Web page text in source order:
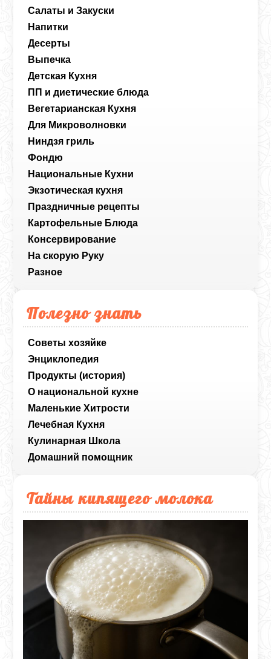
Салаты и Закуски
Напитки
Десерты
Выпечка
Детская Кухня
ПП и диетические блюда
Вегетарианская Кухня
Для Микроволновки
Ниндзя гриль
Фондю
Национальные Кухни
Экзотическая кухня
Праздничные рецепты
Картофельные Блюда
Консервирование
На скорую Руку
Разное
Полезно знать
Советы хозяйке
Энциклопедия
Продукты (история)
О национальной кухне
Маленькие Хитрости
Лечебная Кухня
Кулинарная Школа
Домашний помощник
Тайны кипящего молока